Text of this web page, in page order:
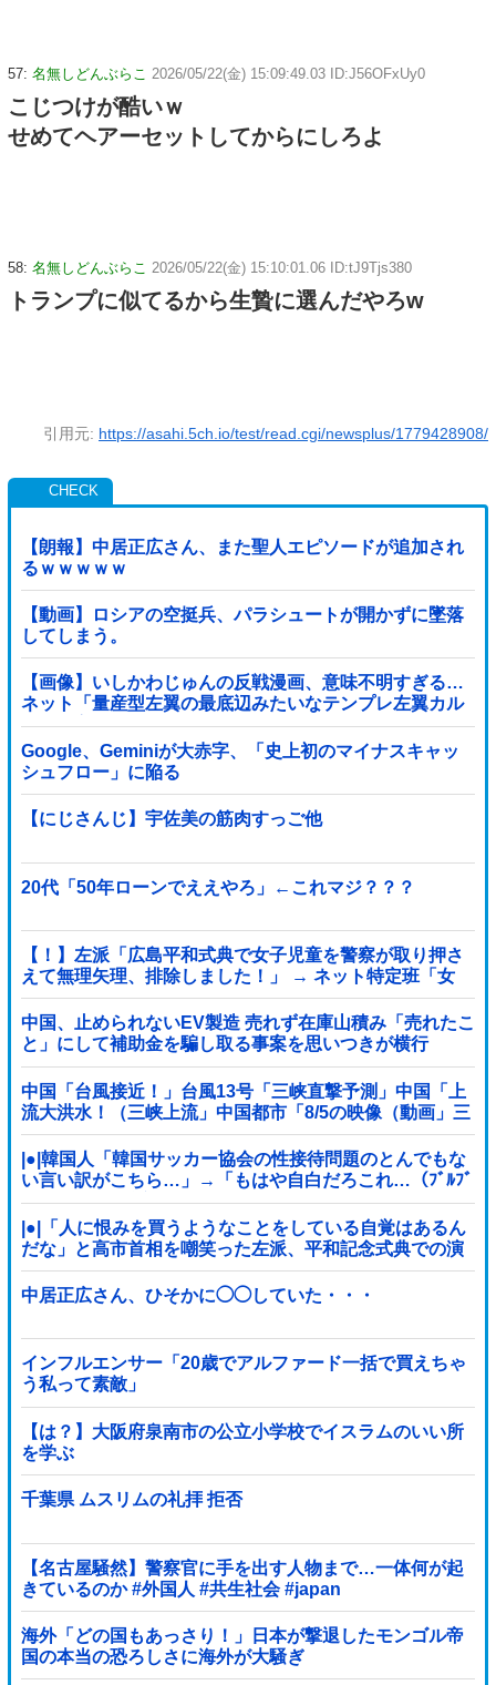
57: 名無しどんぶらこ 2026/05/22(金) 15:09:49.03 ID:J56OFxUy0
こじつけが酷いｗ
せめてヘアーセットしてからにしろよ
58: 名無しどんぶらこ 2026/05/22(金) 15:10:01.06 ID:tJ9Tjs380
トランプに似てるから生贄に選んだやろw
引用元: https://asahi.5ch.io/test/read.cgi/newsplus/1779428908/
【朗報】中居正広さん、また聖人エピソードが追加され
るｗｗｗｗｗ
【動画】ロシアの空挺兵、パラシュートが開かずに墜落
してしまう。
【画像】いしかわじゅんの反戦漫画、意味不明すぎる…
ネット「量産型左翼の最底辺みたいなテンプレ左翼カル
ト陰謀妄想漫画しか描けなくなってる」
Google、Geminiが大赤字、「史上初のマイナスキャッ
シュフロー」に陥る
【にじさんじ】宇佐美の筋肉すっご他
20代「50年ローンでええやろ」←これマジ？？？
【！】左派「広島平和式典で女子児童を警察が取り押さ
えて無理矢理、排除しました！」 → ネット特定班「女
児？全学連のプロ活動家では？」
中国、止められないEV製造 売れず在庫山積み「売れたこ
と」にして補助金を騙し取る事案を思いつきが横行
中国「台風接近！」台風13号「三峡直撃予測」中国「上
流大洪水！（三峡上流」中国都市「8/5の映像（動画」三
峡ダム「緊急放流（決壊危機」中国「下流大水害（震え
声」→
|●|韓国人「韓国サッカー協会の性接待問題のとんでもな
い言い訳がこちら…」→「もはや自白だろこれ…（ﾌﾞﾙﾌﾞ
ﾙ」＝韓国の反応
|●|「人に恨みを買うようなことをしている自覚はあるん
だな」と高市首相を嘲笑った左派、平和記念式典での演
説にケチを付けるも……
中居正広さん、ひそかに◯◯していた・・・
インフルエンサー「20歳でアルファード一括で買えちゃ
う私って素敵」
【は？】大阪府泉南市の公立小学校でイスラムのいい所
を学ぶ
千葉県 ムスリムの礼拝 拒否
【名古屋騒然】警察官に手を出す人物まで…一体何が起
きているのか #外国人 #共生社会 #japan
海外「どの国もあっさり！」日本が撃退したモンゴル帝
国の本当の恐ろしさに海外が大騒ぎ